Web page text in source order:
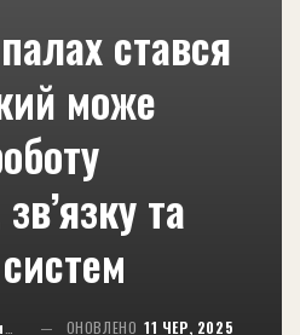
стався
може
та
ОНОВЛЕНО 11 ЧЕР, 2025